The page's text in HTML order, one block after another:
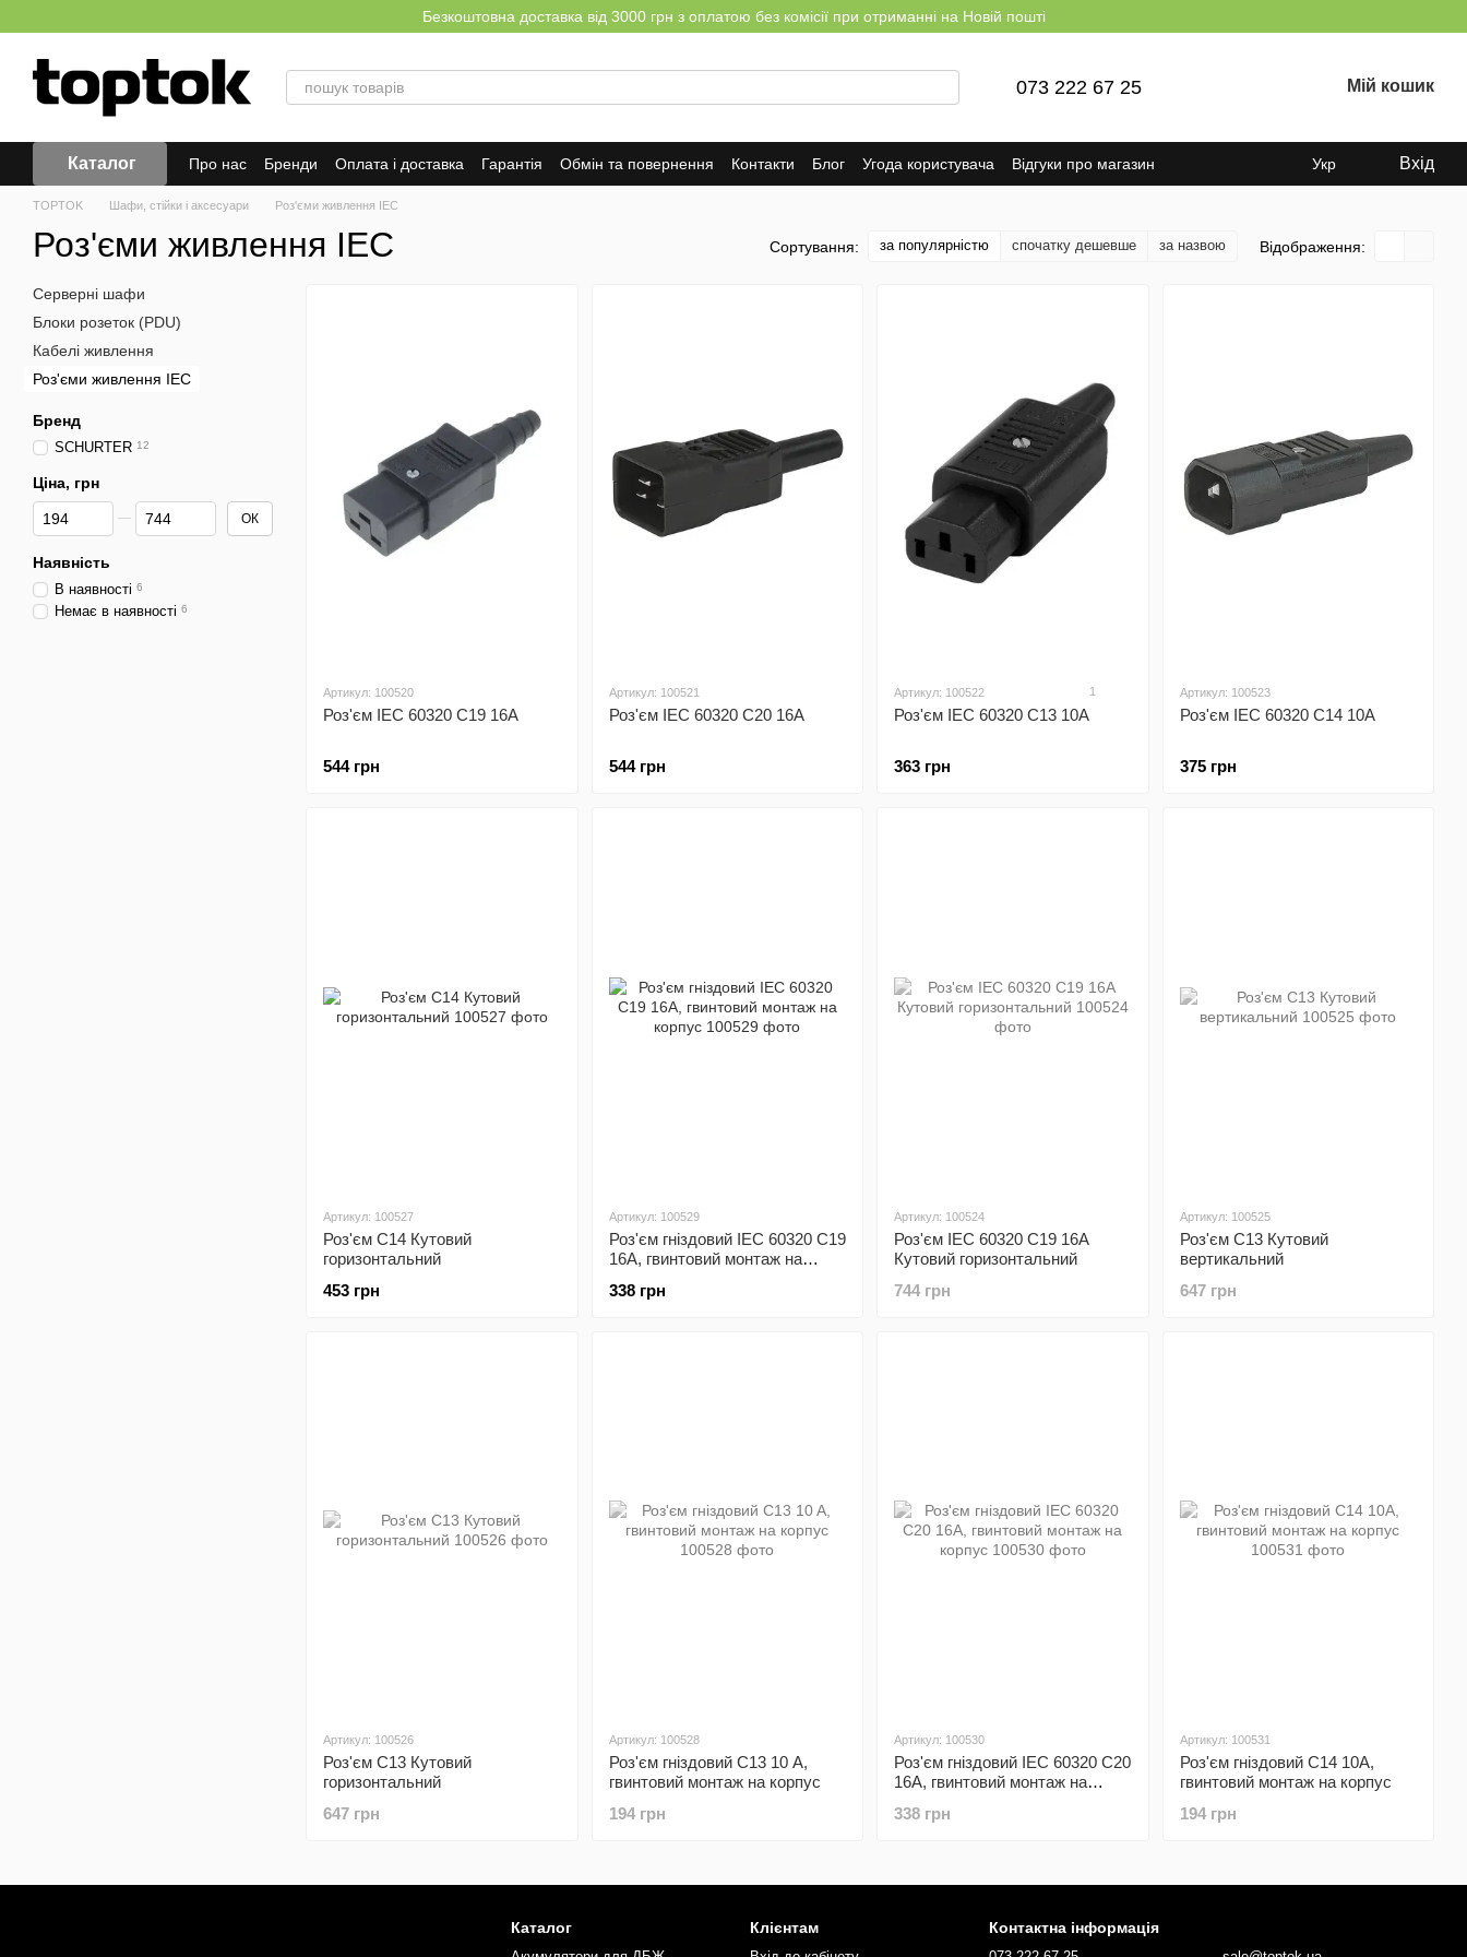
Безкоштовна доставка від 3000 грн з оплатою без комісії при отриманні на Новій пошті
073 222 67 25 Мій кошик
Каталог Про нас Бренди Оплата і доставка Гарантія Обмін та повернення Контакти Блог Угода користувача Відгуки про магазин Укр Вхід
TOPTOK Шафи, стійки і аксесуари Роз'єми живлення IEC
Роз'єми живлення IEC Сортування: за популярністю спочатку дешевше за назвою Відображення:
Артикул: 100520
Роз'єм IEC 60320 C19 16A
544 грн
Артикул: 100521
Роз'єм IEC 60320 C20 16A
544 грн
Артикул: 100522 1
Роз'єм IEC 60320 C13 10A
363 грн
Артикул: 100523
Роз'єм IEC 60320 C14 10A
375 грн
Артикул: 100527
Роз'єм С14 Кутовий
горизонтальний
453 грн
Артикул: 100529
Роз'єм гніздовий IEC 60320 C19
16А, гвинтовий монтаж на
338 грн
Артикул: 100524
Роз'єм IEC 60320 C19 16A
Кутовий горизонтальний
744 грн
Артикул: 100525
Роз'єм С13 Кутовий
вертикальний
647 грн
Артикул: 100526
Роз'єм С13 Кутовий
горизонтальний
647 грн
Артикул: 100528
Роз'єм гніздовий C13 10 A,
гвинтовий монтаж на корпус
194 грн
Артикул: 100530
Роз'єм гніздовий IEC 60320 C20
16А, гвинтовий монтаж на
338 грн
Артикул: 100531
Роз'єм гніздовий C14 10А,
гвинтовий монтаж на корпус
194 грн
Серверні шафи
Блоки розеток (PDU)
Кабелі живлення
Роз'єми живлення IEC
Бренд
SCHURTER 12
Ціна, грн
Від Ціна, грн
До Ціна, грн ОК
Наявність
В наявності 6
Немає в наявності 6
Каталог Клієнтам Контактна інформація